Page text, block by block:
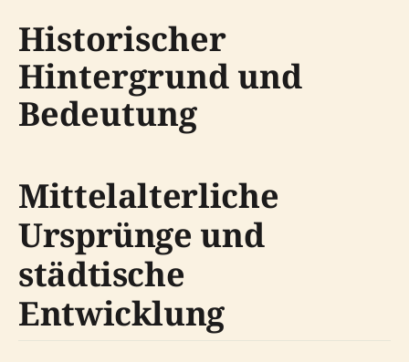
Historischer
Hintergrund und
Bedeutung
Mittelalterliche
Ursprünge und
städtische
Entwicklung